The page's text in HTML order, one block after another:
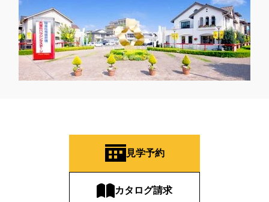
見学予約
カタログ請求